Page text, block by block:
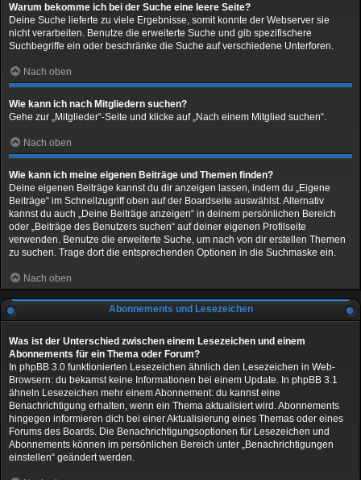
Warum bekomme ich bei der Suche eine leere Seite?
Deine Suche lieferte zu viele Ergebnisse, somit konnte der Webserver sie
nicht verarbeiten. Benutze die erweiterte Suche und gib spezifischere
Suchbegriffe ein oder beschränke die Suche auf verschiedene Unterforen.
Nach oben
Wie kann ich nach Mitgliedern suchen?
Gehe zur „Mitglieder“-Seite und klicke auf „Nach einem Mitglied suchen“.
Nach oben
Wie kann ich meine eigenen Beiträge und Themen finden?
Deine eigenen Beiträge kannst du dir anzeigen lassen, indem du „Eigene
Beiträge“ im Schnellzugriff oben auf der Boardseite auswählst. Alternativ
kannst du auch „Deine Beiträge anzeigen“ in deinem persönlichen Bereich
oder „Beiträge des Benutzers suchen“ auf deiner eigenen Profilseite
verwenden. Benutze die erweiterte Suche, um nach von dir erstellen Themen
zu suchen. Trage dort die entsprechenden Optionen in die Suchmaske ein.
Nach oben
Abonnements und Lesezeichen
Was ist der Unterschied zwischen einem Lesezeichen und einem
Abonnements für ein Thema oder Forum?
In phpBB 3.0 funktionierten Lesezeichen ähnlich den Lesezeichen in Web-
Browsern: du bekamst keine Informationen bei einem Update. In phpBB 3.1
ähneln Lesezeichen mehr einem Abonnement: du kannst eine
Benachrichtigung erhalten, wenn ein Thema aktualisiert wird. Abonnements
hingegen informieren dich bei einer Aktualisierung eines Themas oder eines
Forums des Boards. Die Benachrichtigungsoptionen für Lesezeichen und
Abonnements können im persönlichen Bereich unter „Benachrichtigungen
einstellen“ geändert werden.